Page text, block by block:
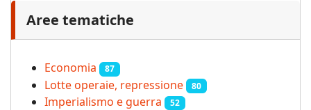
Aree tematiche
Economia 87
Lotte operaie, repressione 80
Imperialismo e guerra 52